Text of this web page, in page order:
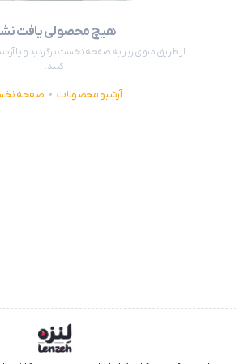
هیچ محصولی یافت
از طریق منوی زیر به صفحه نخست برگردید و یا
کنید.
آرشیو محصولات صفحه